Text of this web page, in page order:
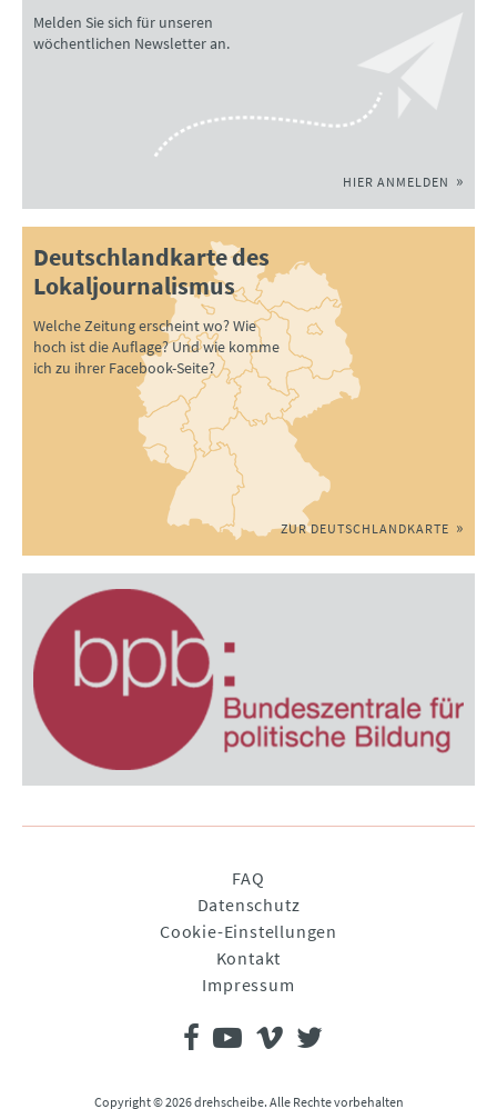
Melden Sie sich für unseren
wöchentlichen Newsletter an.
HIER ANMELDEN
Deutschlandkarte des
Lokaljournalismus
Welche Zeitung erscheint wo? Wie
hoch ist die Auflage? Und wie komme
ich zu ihrer Facebook-Seite?
ZUR DEUTSCHLANDKARTE
FAQ
Datenschutz
Cookie-Einstellungen
Kontakt
Impressum
Copyright © 2026 drehscheibe. Alle Rechte vorbehalten